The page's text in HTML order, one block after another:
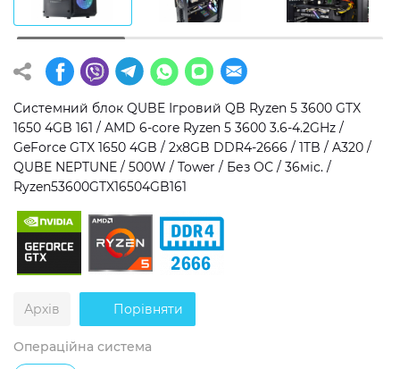
Операційна система
Windows 11 Home
Windows 11 Pro
Без ОС
Тип накопичувача
SSD
HDD
SSD + HDD
Додатково
RGB-підсвічування
Розблокований множник CPU
Надшвидкий M.2 SSD NVME
Системний блок QUBE Ігровий QB Ryzen 5 3600 GTX
1650 4GB 161 / AMD 6-core Ryzen 5 3600 3.6-4.2GHz /
GeForce GTX 1650 4GB / 2x8GB DDR4-2666 / 1TB / A320 /
QUBE NEPTUNE / 500W / Tower / Без ОС / 36міс. /
Ryzen53600GTX16504GB161
Архів Порівняти
Операційна система